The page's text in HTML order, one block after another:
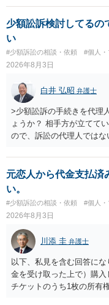
されない場合には、貴殿
し、やむを得ず、返還金
を求める民事訴訟、支払
いても併せて請求する予
は、貴殿自らが契約を解
求めるものにすぎません
の内部事情は、私に対す
及ぼすものではありませ
せることなく、誠意をも
く求めます。 以上
少額訟訴検討してるの
い
#少額訴訟の相談・依頼 #個人・
2026年8月3日
白井 弘昭 弁護士
>少額訟訴の手続きを代理
ょうか？ 相手方が立てて
ので、訴訟の代理人では
ている場合は、相手方（
代理人が就いていたこと
場合も）、裁判所が当該
受任するかを聞いたうえ
直接被告に送達するのでは
ります。 ラインのやり取
かではありません。もち
に委任するかも疑わしいの
う。 何か本人を示す事実
情報を割り出していくし
元恋人から代金支払済
い。
#少額訴訟の相談・依頼 #個人・
2026年8月3日
川添 圭 弁護士
以下、私見を含む回答に
金を受け取った上で）購入
チケットのうち1枚の所有